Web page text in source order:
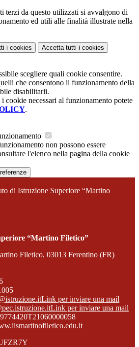
terzi da questo utilizzati si avvalgono di
ed utili alle finalità illustrate nella
i cookies Accetta tutti i cookies
scegliere quali cookie consentire.
che consentono il funzionamento della
disabilitarli.
cookie necessari al funzionamento potete
.
non possono essere
l'elenco nella pagina della cookie
di Istruzione Superiore “Martino
“Martino Filetico”
Filetico, 03013 Ferentino (FR)
Link per inviare una mail
Link per inviare una mail